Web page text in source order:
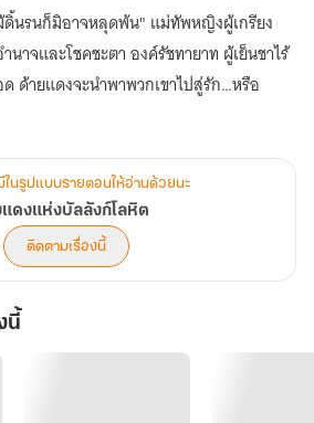
นรนก็มิอาจหลุดพ้น" แม่ทัพหญิงผู้เกรียง
นาจและโชคชะตา องค์รัชทายาท ผู้เย็นชาไร้
ด้ายแดงจะนำพาพวกเขาไปสู่รัก…หรือ
ในรูปแบบรายตอนให้อ่านด้วยนะ
ดงแห่งบัลลังก์โลหิต
ติดตามเรื่องนี้
นี้